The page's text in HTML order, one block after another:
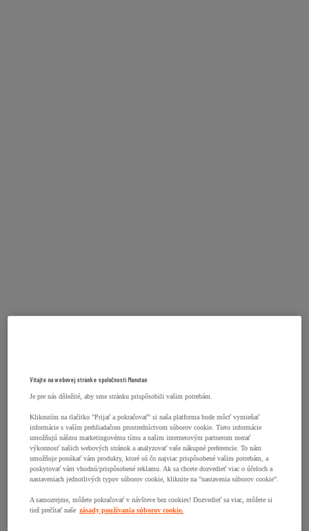
Vitajte na webovej stránke spoločnosti Manutan
Je pre nás dôležité, aby sme stránku prispôsobili vašim potrebám.
Kliknutím na tlačitko "Prijať a pokračovať" si naša platforma bude môcť vymieňať
informácie s vaším prehliadačom prostredníctvom súborov cookie. Tieto informácie
umožňujú nášmu marketingovému tímu a našim internetovým partnerom merať
výkonnosť našich webových stránok a analyzovať vaše nákupné preferencie. To nám
umožňuje ponúkať vám produkty, ktoré sú čo najviac prispôsobené vašim potrebám, a
poskytovať vám vhodnú/prispôsobené reklamu. Ak sa chcete dozvedieť viac o účeloch a
nastaveniach jednotlivých typov súborov cookie, kliknite na "nastavenia súborov cookie".
A samozrejme, môžete pokračovať v návšteve bez cookies! Dozvedieť sa viac, môžete si
tiež prečítať naše zásady používania súborov cookie.